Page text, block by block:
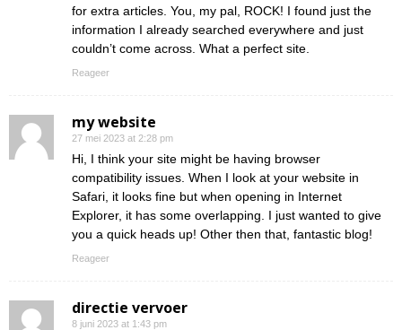
for extra articles. You, my pal, ROCK! I found just the
information I already searched everywhere and just
couldn’t come across. What a perfect site.
Reageer
my website
27 mei 2023 at 2:28 pm
Hi, I think your site might be having browser
compatibility issues. When I look at your website in
Safari, it looks fine but when opening in Internet
Explorer, it has some overlapping. I just wanted to give
you a quick heads up! Other then that, fantastic blog!
Reageer
directie vervoer
8 juni 2023 at 1:43 pm